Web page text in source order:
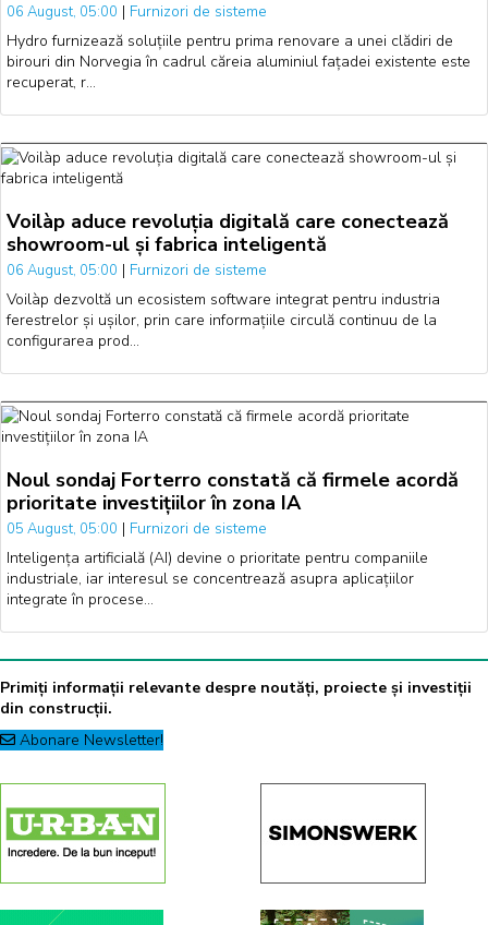
06 August, 05:00 | Furnizori de sisteme
Hydro furnizează soluțiile pentru prima renovare a unei clădiri de
birouri din Norvegia în cadrul căreia aluminiul fațadei existente este
recuperat, r…
Voilàp aduce revoluția digitală care conectează
showroom-ul și fabrica inteligentă
06 August, 05:00 | Furnizori de sisteme
Voilàp dezvoltă un ecosistem software integrat pentru industria
ferestrelor și ușilor, prin care informațiile circulă continuu de la
configurarea prod…
Noul sondaj Forterro constată că firmele acordă
prioritate investițiilor în zona IA
05 August, 05:00 | Furnizori de sisteme
Inteligența artificială (AI) devine o prioritate pentru companiile
industriale, iar interesul se concentrează asupra aplicațiilor
integrate în procese…
Primiți informații relevante despre noutăți, proiecte și investiții
din construcții.
Abonare Newsletter!